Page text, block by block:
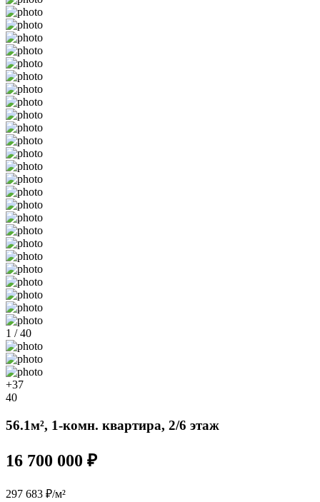
1 / 40
+37
40
56.1м², 1-комн. квартира, 2/6 этаж
16 700 000 ₽
297 683 ₽/м²